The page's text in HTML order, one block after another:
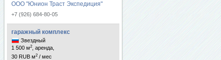
ООО "Юнион Траст Экспедиция"
+7 (926) 684-80-05
гаражный комплекс
Звездный
1 500 м2
, аренда,
30 RUB м2 / мес